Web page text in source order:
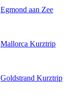
Egmond aan Zee
Mallorca Kurztrip
Goldstrand Kurztrip